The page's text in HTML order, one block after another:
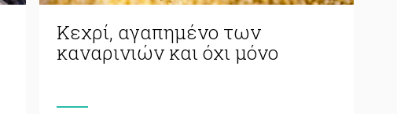
Κεχρί, αγαπημένο των
καναρινιών και όχι μόνο